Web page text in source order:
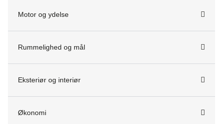
Motor og ydelse
Rummelighed og mål
Eksteriør og interiør
Økonomi